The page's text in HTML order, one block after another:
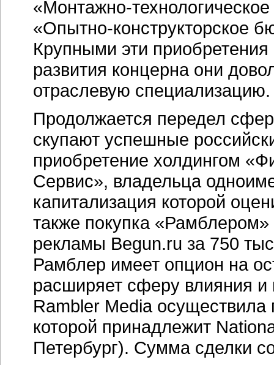
«Монтажно-
«Опытно-конструкторское
Крупными эти
развития концерна они
отраслевую специализацию.
Продолжается передел
скупают успешные
приобретение холдингом
Сервис», владельца
капитализация которой
также покупка
рекламы Begun.ru за 750
Рамблер имеет опцион на
расширяет сферу влияния и
Rambler Media
которой принадлежит
Петербург). Сумма сделки